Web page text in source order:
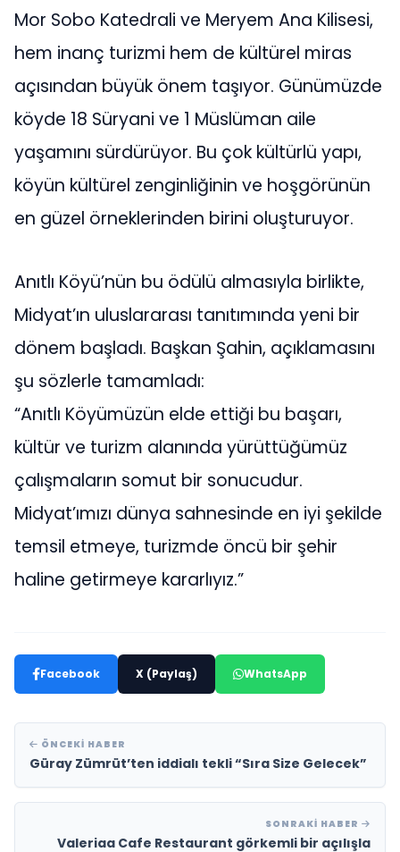
Mor Sobo Katedrali ve Meryem Ana Kilisesi,
hem inanç turizmi hem de kültürel miras
açısından büyük önem taşıyor. Günümüzde
köyde 18 Süryani ve 1 Müslüman aile
yaşamını sürdürüyor. Bu çok kültürlü yapı,
köyün kültürel zenginliğinin ve hoşgörünün
en güzel örneklerinden birini oluşturuyor.
Anıtlı Köyü’nün bu ödülü almasıyla birlikte,
Midyat’ın uluslararası tanıtımında yeni bir
dönem başladı. Başkan Şahin, açıklamasını
şu sözlerle tamamladı:
“Anıtlı Köyümüzün elde ettiği bu başarı,
kültür ve turizm alanında yürüttüğümüz
çalışmaların somut bir sonucudur.
Midyat’ımızı dünya sahnesinde en iyi şekilde
temsil etmeye, turizmde öncü bir şehir
haline getirmeye kararlıyız.”
Facebook X (Paylaş) WhatsApp
ÖNCEKI HABER
Güray Zümrüt’ten iddialı tekli “Sıra Size Gelecek”
SONRAKI HABER
Valeriaa Cafe Restaurant görkemli bir açılışla